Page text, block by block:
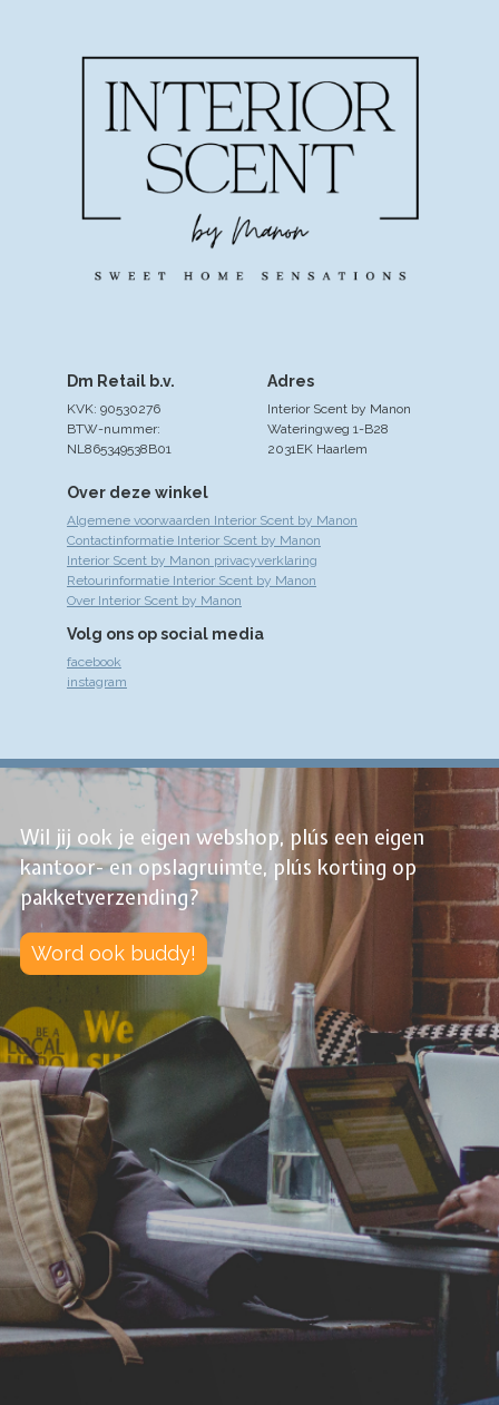
Over deze winkel
Algemene voorwaarden Interior Scent by Manon
Contactinformatie Interior Scent by Manon
Interior Scent by Manon privacyverklaring
Retourinformatie Interior Scent by Manon
Over Interior Scent by Manon
Volg ons op social media
facebook
instagram
Adres
Interior Scent by Manon
Wateringweg 1-B28
2031EK Haarlem
Dm Retail b.v.
KVK: 90530276
BTW-nummer:
NL865349538B01
Wil jij ook je eigen webshop, plús een eigen
kantoor- en opslagruimte, plús korting op
pakketverzending?
Word ook buddy!